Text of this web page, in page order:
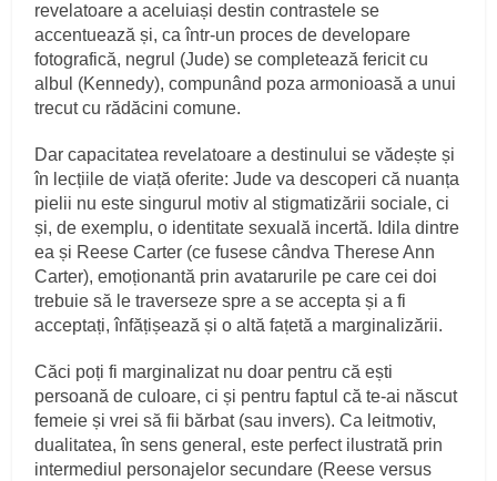
revelatoare a aceluiași destin contrastele se
accentuează și, ca într-un proces de developare
fotografică, negrul (Jude) se completează fericit cu
albul (Kennedy), compunând poza armonioasă a unui
trecut cu rădăcini comune.
Dar capacitatea revelatoare a destinului se vădește și
în lecțiile de viață oferite: Jude va descoperi că nuanța
pielii nu este singurul motiv al stigmatizării sociale, ci
și, de exemplu, o identitate sexuală incertă. Idila dintre
ea și Reese Carter (ce fusese cândva Therese Ann
Carter), emoționantă prin avatarurile pe care cei doi
trebuie să le traverseze spre a se accepta și a fi
acceptați, înfățișează și o altă fațetă a marginalizării.
Căci poți fi marginalizat nu doar pentru că ești
persoană de culoare, ci și pentru faptul că te-ai născut
femeie și vrei să fii bărbat (sau invers). Ca leitmotiv,
dualitatea, în sens general, este perfect ilustrată prin
intermediul personajelor secundare (Reese versus